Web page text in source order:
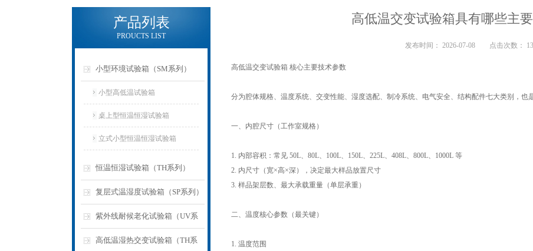
产品列表
PROUCTS LIST
小型环境试验箱（SM系列）
小型高低温试验箱
桌上型恒温恒湿试验箱
立式小型恒温恒湿试验箱
恒温恒湿试验箱（TH系列）
复层式温湿度试验箱（SP系列）
紫外线耐候老化试验箱（UV系
列）
高低温湿热交变试验箱（TH系
高低温交变试验箱具有哪些主
发布时间： 2026-07-08 点击次数：
高低温交变试验箱 核心主要技术参数
分为腔体规格、温度系统、交变性能、湿度选配、制冷系统、电气安全、结构配件七大类别，也
一、内腔尺寸（工作室规格）
1. 内部容积：常见 50L、80L、100L、150L、225L、408L、800L、1000L 等
2. 内尺寸（宽×高×深），决定最大样品放置尺寸
3. 样品架层数、最大承载重量（单层承重）
二、温度核心参数（最关键）
1. 温度范围